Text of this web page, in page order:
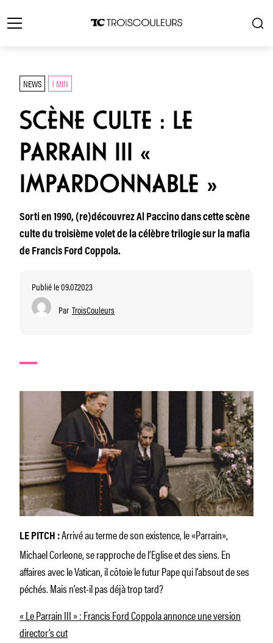
NEWS 1 MIN
SCÈNE CULTE : LE
PARRAIN III «
IMPARDONNABLE »
Sorti en 1990, (re)découvrez Al Paccino dans cette scène
culte du troisième volet de la célèbre trilogie sur la mafia
de Francis Ford Coppola.
Publié le 09.07.2023
Par TroisCouleurs
LE PITCH :Arrivé au terme de son existence, le «Parrain»,
Michael Corleone, se rapproche de l’Eglise et des siens. En
affaires avec le Vatican, il côtoie le futur Pape qui l’absout de ses
péchés. Mais n’est-il pas déjà trop tard?
« Le Parrain III » : Francis Ford Coppola annonce une version
director’s cut